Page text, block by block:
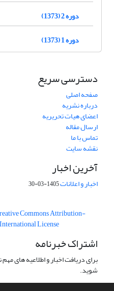
دوره 2 (1373)
دوره 1 (1373)
دسترسی سریع
صفحه اصلی
درباره نشریه
اعضای هیات تحریریه
ارسال مقاله
تماس با ما
نقشه سایت
آخرین اخبار
اخبار و اعلانات1405-03-30
Commons Attribution-
License
اشتراک خبرنامه
برای دریافت اخبار و اطلاعیه های
شوید.